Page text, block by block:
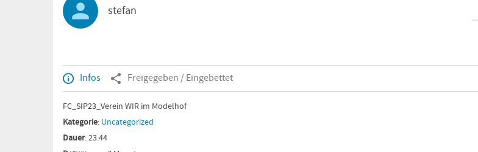
stefan
Infos Freigegeben / Eingebettet
FC_SIP23_Verein WIR im Modelhof
Kategorie: Uncategorized
Dauer: 23:44